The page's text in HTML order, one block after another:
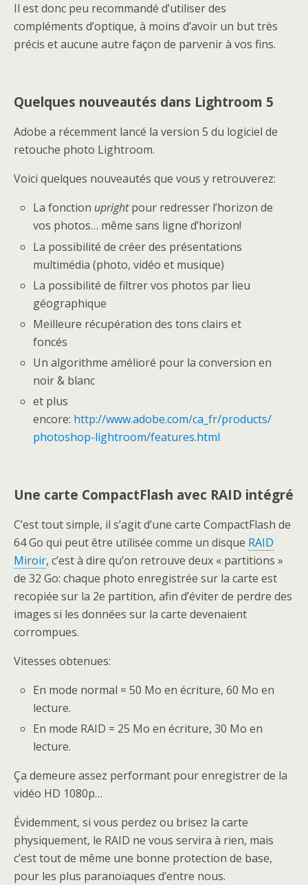
Il est donc peu recommandé d’utiliser des
compléments d’optique, à moins d’avoir un but très
précis et aucune autre façon de parvenir à vos fins.
Quelques nouveautés dans Lightroom 5
Adobe a récemment lancé la version 5 du logiciel de
retouche photo Lightroom.
Voici quelques nouveautés que vous y retrouverez:
La fonction uprightpour redresser l’horizon de
vos photos… même sans ligne d’horizon!
La possibilité de créer des présentations
multimédia (photo, vidéo et musique)
La possibilité de filtrer vos photos par lieu
géographique
Meilleure récupération des tons clairs et
foncés
Un algorithme amélioré pour la conversion en
noir & blanc
et plus
encore: http://www.adobe.com/ca_fr/products/
photoshop-lightroom/features.html
Une carte CompactFlash avec RAID intégré
C’est tout simple, il s’agit d’une carte CompactFlash de
64 Go qui peut être utilisée comme un disque RAID
Miroir, c’est à dire qu’on retrouve deux « partitions »
de 32 Go: chaque photo enregistrée sur la carte est
recopiée sur la 2e partition, afin d’éviter de perdre des
images si les données sur la carte devenaient
corrompues.
Vitesses obtenues:
En mode normal = 50 Mo en écriture, 60 Mo en
lecture.
En mode RAID = 25 Mo en écriture, 30 Mo en
lecture.
Ça demeure assez performant pour enregistrer de la
vidéo HD 1080p…
Évidemment, si vous perdez ou brisez la carte
physiquement, le RAID ne vous servira à rien, mais
c’est tout de même une bonne protection de base,
pour les plus paranoïaques d’entre nous.